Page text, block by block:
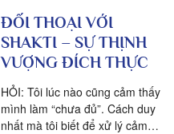
ĐỐI THOẠI VỚI
SHAKTI – SỰ THỊNH
VƯỢNG ĐÍCH THỰC
HỎI: Tôi lúc nào cũng cảm thấy
mình làm “chưa đủ”. Cách duy
nhất mà tôi biết để xử lý cảm